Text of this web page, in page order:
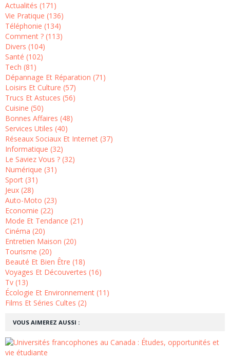
VOUS AIMEREZ AUSSI :
Actualités (171)
Vie Pratique (136)
Téléphonie (134)
Comment ? (113)
Divers (104)
Santé (102)
Tech (81)
Dépannage Et Réparation (71)
Loisirs Et Culture (57)
Trucs Et Astuces (56)
Cuisine (50)
Bonnes Affaires (48)
Services Utiles (40)
Réseaux Sociaux Et Internet (37)
Informatique (32)
Le Saviez Vous ? (32)
Numérique (31)
Sport (31)
Jeux (28)
Auto-Moto (23)
Economie (22)
Mode Et Tendance (21)
Cinéma (20)
Entretien Maison (20)
Tourisme (20)
Beauté Et Bien Être (18)
Voyages Et Découvertes (16)
Tv (13)
Écologie Et Environnement (11)
Films Et Séries Cultes (2)